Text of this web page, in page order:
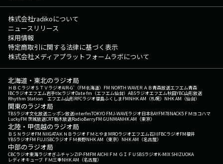
株式会社radikoについて
ニュースリリース
採用情報
特定商取引に関する法律に基づく表示
株式会社メディアプラットフォームラボについて
北海道・東北のラジオ局
ＨＢＣラジオＳＴＶラジオAIR-G'（FM北海道） FM NORTH WAVEＲＡＢ青森放送エフエム青森
IBCラジオエフエム岩手tbcラジオDate fm（エフエム仙台） ABSラジオエフエム秋田YBC山形放送
Rhythm Station エフエム山形RFCラジオ福島ふくしまFMNHK AM（札幌） NHK AM（仙台）
関東のラジオ局
TBSラジオ文化放送ニッポン放送interfmTOKYO FMJ-WAVEラジオ日本BAYFM78NACK5 ＦＭヨコハマ
LuckyFM 茨城放送CRT栃木放送RadioBerryFM GUNMANHK AM（東京）
北陸・甲信越のラジオ局
ＢＳＮラジオFM NIIGATAＫＮＢラジオ ＦＭとやまMROラジオエフエム石川FBCラジオFM福井
YBSラジオFM FUJISBCラジオ ＦＭ長野NHK AM（東京） NHK AM（名古屋）
中部のラジオ局
CBCラジオ東海ラジオぎふチャンZIP-FMFM AICHI ＦＭ ＧＩＦＵ SBSラジオK-MIX SHIZUOKA
レディオキューブ ＦＭ三重NHK AM（名古屋）